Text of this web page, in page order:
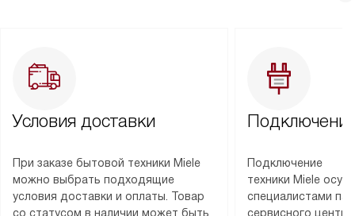
Условия доставки
При заказе бытовой техники Miele
можно выбрать подходящие
условия доставки и оплаты. Товар
со статусом в наличии может быть
Подключение
техники Miele
специалистами
сервисного